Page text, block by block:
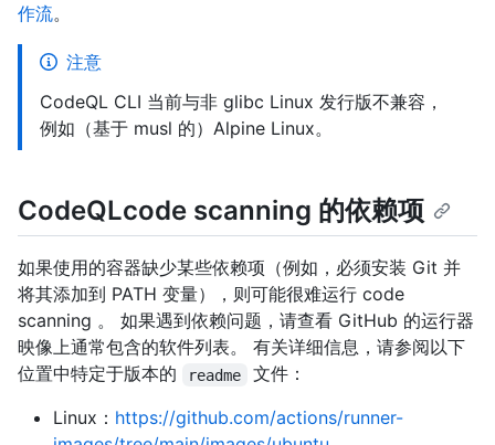
作流。
注意
CodeQL CLI 当前与非 glibc Linux 发行版不兼容，
例如（基于 musl 的）Alpine Linux。
CodeQLcode scanning 的依赖项
如果使用的容器缺少某些依赖项（例如，必须安装 Git 并
将其添加到 PATH 变量），则可能很难运行 code
scanning 。 如果遇到依赖问题，请查看 GitHub 的运行器
映像上通常包含的软件列表。 有关详细信息，请参阅以下
位置中特定于版本的
readme
文件：
Linux： https://github.com/actions/runner-